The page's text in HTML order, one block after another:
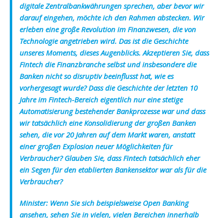
digitale Zentralbankwährungen sprechen, aber bevor wir
darauf eingehen, möchte ich den Rahmen abstecken. Wir
erleben eine große Revolution im Finanzwesen, die von
Technologie angetrieben wird. Das ist die Geschichte
unseres Moments, dieses Augenblicks. Akzeptieren Sie, dass
Fintech die Finanzbranche selbst und insbesondere die
Banken nicht so disruptiv beeinflusst hat, wie es
vorhergesagt wurde? Dass die Geschichte der letzten 10
Jahre im Fintech-Bereich eigentlich nur eine stetige
Automatisierung bestehender Bankprozesse war und dass
wir tatsächlich eine Konsolidierung der großen Banken
sehen, die vor 20 Jahren auf dem Markt waren, anstatt
einer großen Explosion neuer Möglichkeiten für
Verbraucher? Glauben Sie, dass Fintech tatsächlich eher
ein Segen für den etablierten Bankensektor war als für die
Verbraucher?
Minister: Wenn Sie sich beispielsweise Open Banking
ansehen, sehen Sie in vielen, vielen Bereichen innerhalb